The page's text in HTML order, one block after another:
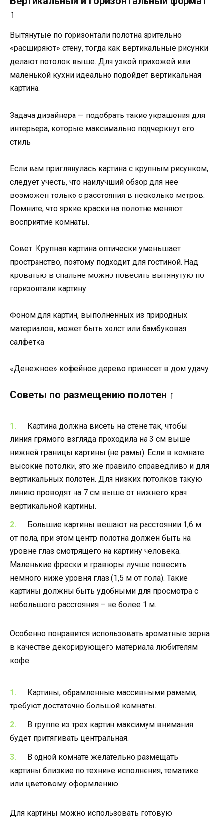
↑
Вытянутые по горизонтали полотна зрительно
«расширяют» стену, тогда как вертикальные рисунки
делают потолок выше. Для узкой прихожей или
маленькой кухни идеально подойдет вертикальная
картина.
Задача дизайнера — подобрать такие украшения для
интерьера, которые максимально подчеркнут его
стиль
Если вам приглянулась картина с крупным рисунком,
следует учесть, что наилучший обзор для нее
возможен только с расстояния в несколько метров.
Помните, что яркие краски на полотне меняют
восприятие комнаты.
Совет. Крупная картина оптически уменьшает
пространство, поэтому подходит для гостиной. Над
кроватью в спальне можно повесить вытянутую по
горизонтали картину.
Фоном для картин, выполненных из природных
материалов, может быть холст или бамбуковая
салфетка
«Денежное» кофейное дерево принесет в дом удачу
Советы по размещению полотен ↑
Картина должна висеть на стене так, чтобы
линия прямого взгляда проходила на 3 см выше
нижней границы картины (не рамы). Если в комнате
высокие потолки, это же правило справедливо и для
вертикальных полотен. Для низких потолков такую
линию проводят на 7 см выше от нижнего края
вертикальной картины.
Большие картины вешают на расстоянии 1,6 м
от пола, при этом центр полотна должен быть на
уровне глаз смотрящего на картину человека.
Маленькие фрески и гравюры лучше повесить
немного ниже уровня глаз (1,5 м от пола). Такие
картины должны быть удобными для просмотра с
небольшого расстояния – не более 1 м.
Особенно понравится использовать ароматные зерна
в качестве декорирующего материала любителям
кофе
Картины, обрамленные массивными рамами,
требуют достаточно большой комнаты.
В группе из трех картин максимум внимания
будет притягивать центральная.
В одной комнате желательно размещать
картины близкие по технике исполнения, тематике
или цветовому оформлению.
Для картины можно использовать готовую